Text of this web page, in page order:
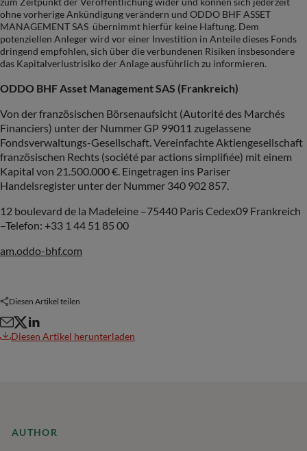
ohne vorherige Ankündigung verändern und ODDO BHF ASSET
MANAGEMENT SAS übernimmt hierfür keine Haftung. Dem
potenziellen Anleger wird vor einer Investition in Anteile dieses Fonds
dringend empfohlen, sich über die verbundenen Risiken insbesondere
das Kapitalverlustrisiko der Anlage ausführlich zu informieren.
ODDO BHF Asset Management SAS (Frankreich)
Von der französischen Börsenaufsicht (Autorité des Marchés
Financiers) unter der Nummer GP 99011 zugelassene
Fondsverwaltungs-Gesellschaft. Vereinfachte Aktiengesellschaft
französischen Rechts (société par actions simplifiée) mit einem
Kapital von 21.500.000 €. Eingetragen ins Pariser
Handelsregister unter der Nummer 340 902 857.
12 boulevard de la Madeleine –75440 Paris Cedex09 Frankreich
–Telefon: +33 1 44 51 85 00
am.oddo-bhf.com
Diesen Artikel teilen
Diesen Artikel herunterladen
AUTHOR